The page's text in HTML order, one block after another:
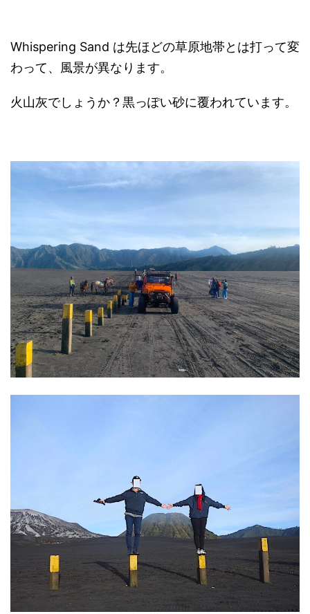
Whispering Sand は先ほどの草原地帯とは打って変
わって、風景が異なります。
火山灰でしょうか？黒っぽい砂に覆われています。